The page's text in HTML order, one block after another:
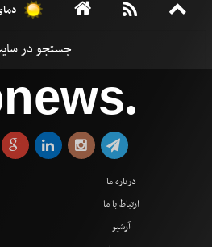
news●
درباره ما
ارتباط با ما
آرشیو